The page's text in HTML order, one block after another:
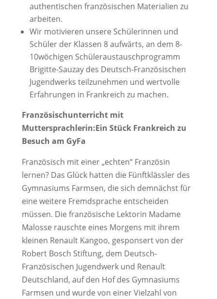
authentischen französischen Materialien zu
arbeiten.
Wir motivieren unsere Schülerinnen und
Schüler der Klassen 8 aufwärts, an dem 8-
10wöchigen Schüleraustauschprogramm
Brigitte-Sauzay des Deutsch-Französischen
Jugendwerks teilzunehmen und wertvolle
Erfahrungen in Frankreich zu machen.
Französischunterricht mit
Muttersprachlerin:Ein Stück Frankreich zu
Besuch am GyFa
Französisch mit einer „echten“ Französin
lernen? Das Glück hatten die Fünftklässler des
Gymnasiums Farmsen, die sich demnächst für
eine weitere Fremdsprache entscheiden
müssen. Die französische Lektorin Madame
Malosse rauschte eines Morgens mit ihrem
kleinen Renault Kangoo, gesponsert von der
Robert Bosch Stiftung, dem Deutsch-
Französischen Jugendwerk und Renault
Deutschland, auf den Hof des Gymnasiums
Farmsen und wurde von einer Vielzahl von